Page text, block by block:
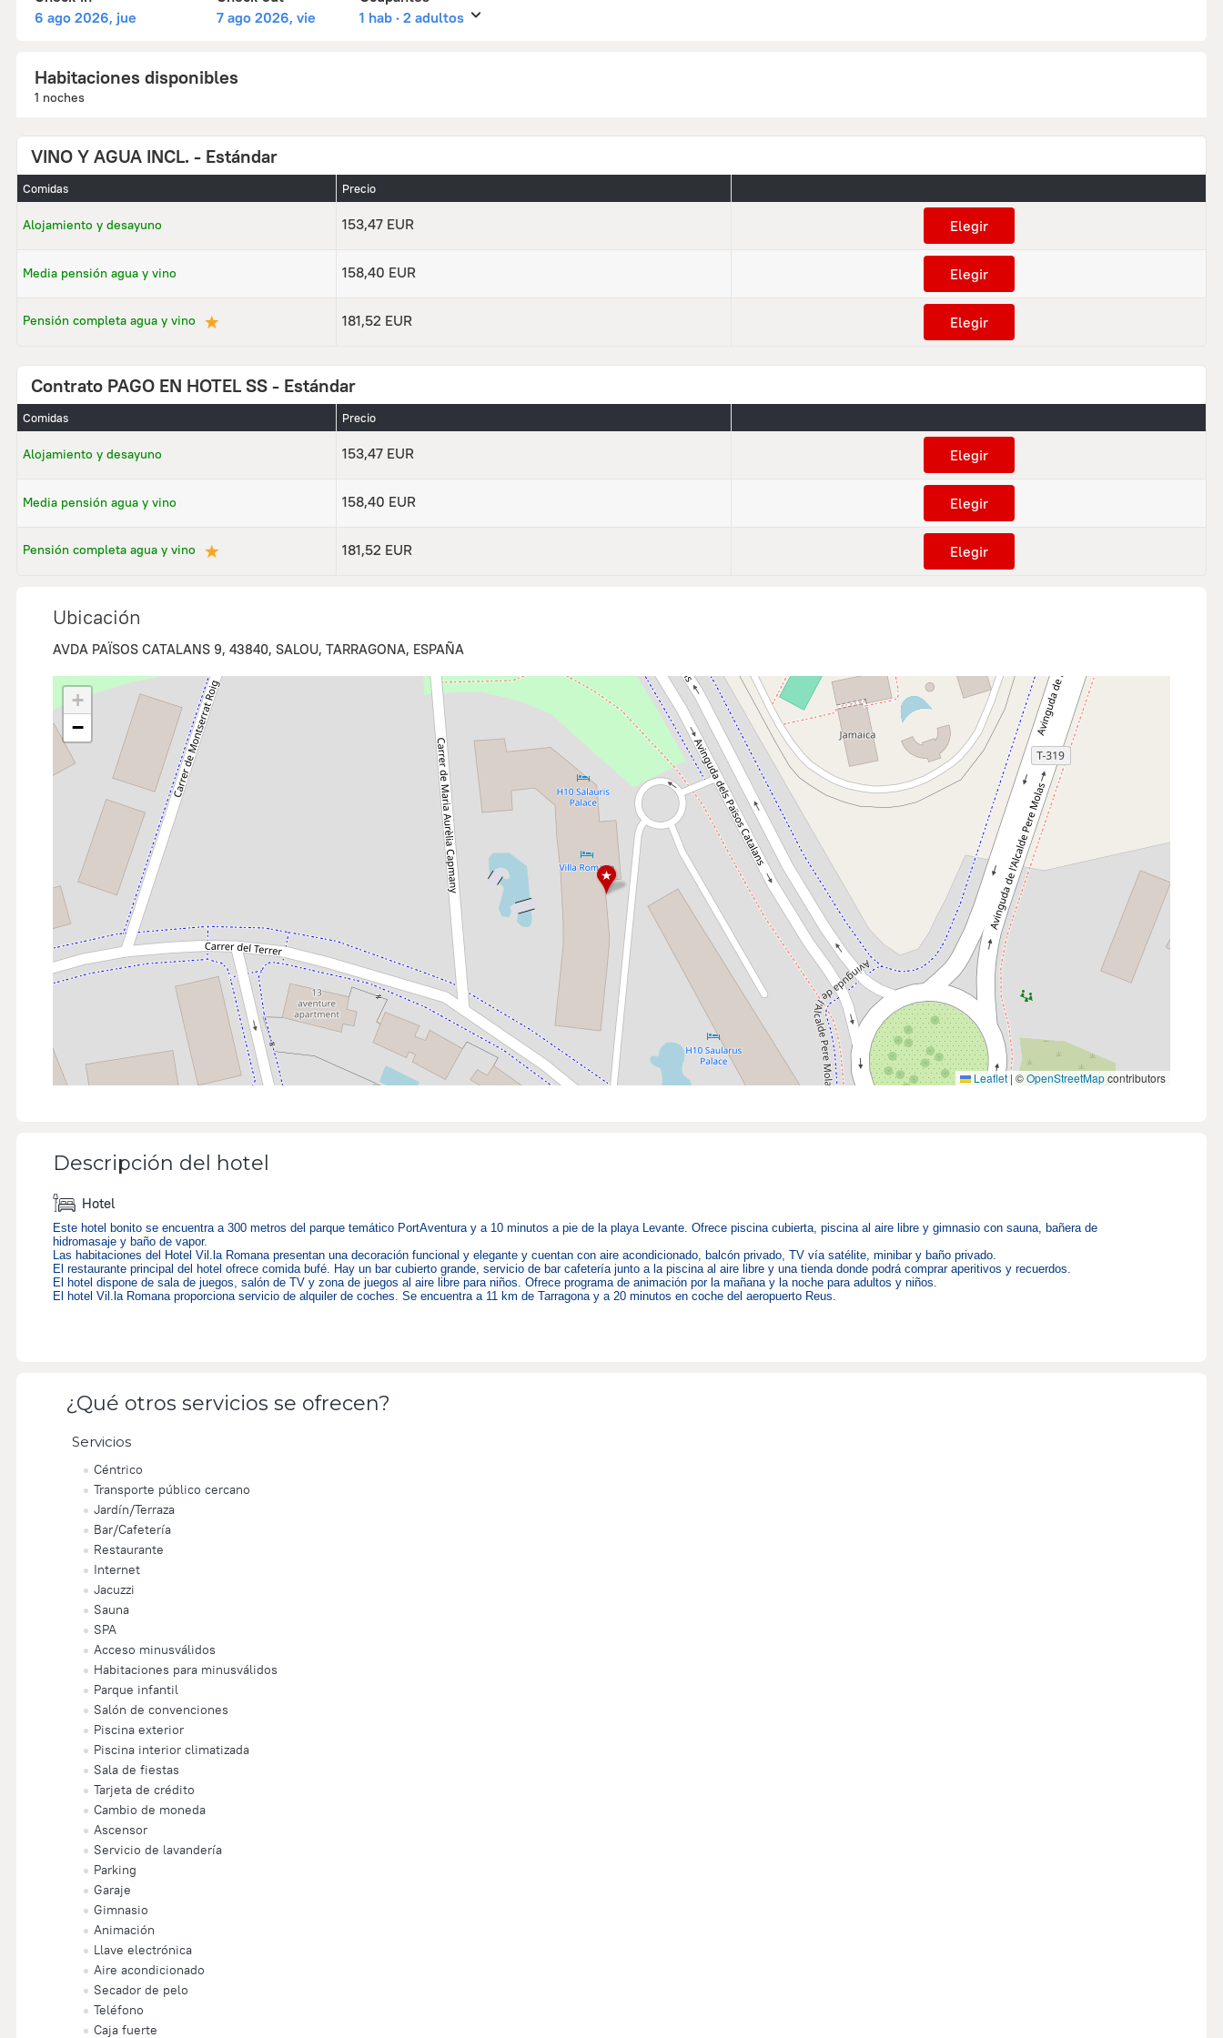
6 ago 2026, jue
7 ago 2026, vie
1 hab · 2 adultos
Habitaciones disponibles
1 noches
VINO Y AGUA INCL. - Estándar
Comidas Precio
Alojamiento y desayuno 153,47 EUR Elegir
Media pensión agua y vino 158,40 EUR Elegir
Pensión completa agua y vino ★ 181,52 EUR Elegir
Contrato PAGO EN HOTEL SS - Estándar
Comidas Precio
Alojamiento y desayuno 153,47 EUR Elegir
Media pensión agua y vino 158,40 EUR Elegir
Pensión completa agua y vino ★ 181,52 EUR Elegir
Ubicación
AVDA PAÏSOS CATALANS 9, 43840, SALOU, TARRAGONA, ESPAÑA
+
−
Leaflet | ©OpenStreetMapcontributors
Descripción del hotel
Hotel
Este hotel bonito se encuentra a 300 metros del parque temático PortAventura y a 10 minutos a pie de la playa Levante. Ofrece piscina cubierta, piscina al aire libre y gimnasio con sauna, bañera de
hidromasaje y baño de vapor.
Las habitaciones del Hotel Vil.la Romana presentan una decoración funcional y elegante y cuentan con aire acondicionado, balcón privado, TV vía satélite, minibar y baño privado.
El restaurante principal del hotel ofrece comida bufé. Hay un bar cubierto grande, servicio de bar cafetería junto a la piscina al aire libre y una tienda donde podrá comprar aperitivos y recuerdos.
El hotel dispone de sala de juegos, salón de TV y zona de juegos al aire libre para niños. Ofrece programa de animación por la mañana y la noche para adultos y niños.
El hotel Vil.la Romana proporciona servicio de alquiler de coches. Se encuentra a 11 km de Tarragona y a 20 minutos en coche del aeropuerto Reus.
¿Qué otros servicios se ofrecen?
Servicios
Céntrico
Transporte público cercano
Jardín/Terraza
Bar/Cafetería
Restaurante
Internet
Jacuzzi
Sauna
SPA
Acceso minusválidos
Habitaciones para minusválidos
Parque infantil
Salón de convenciones
Piscina exterior
Piscina interior climatizada
Sala de fiestas
Tarjeta de crédito
Cambio de moneda
Ascensor
Servicio de lavandería
Parking
Garaje
Gimnasio
Animación
Llave electrónica
Aire acondicionado
Secador de pelo
Teléfono
Caja fuerte